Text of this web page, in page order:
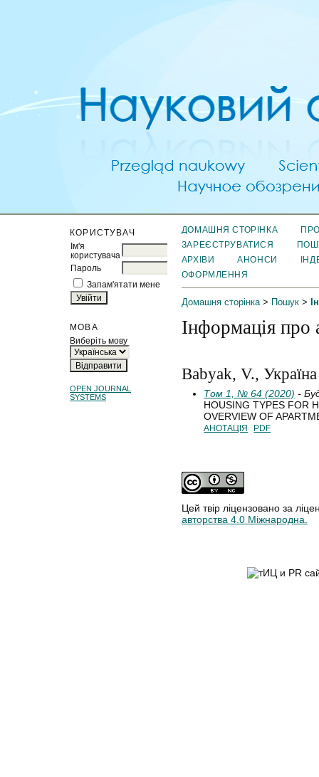
КОРИСТУВАЧ
Ім'я
користувача
Пароль
Запам'ятати мене
МОВА
Виберіть мову
OPEN JOURNAL
SYSTEMS
ДОМАШНЯ СТОРІНКА
ЗАРЕЄСТРУВАТИСЯ
АРХІВИ
АНОНСИ
ОФОРМЛЕННЯ
Домашня сторінка> Пошук>
Інформація про
Babyak, V., Україна
Том 1, № 64 (2020) -
HOUSING TYPES FOR
OVERVIEW OF
АНОТАЦІЯ PDF
Цей твір ліцензовано за
авторства 4.0 Міжнародна.